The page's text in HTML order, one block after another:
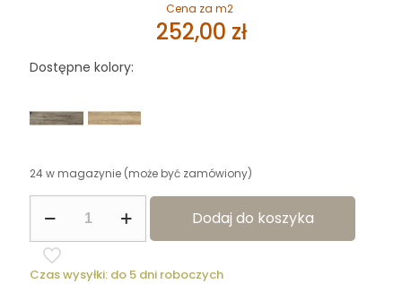
Cena za m2
252,00 zł
Dostępne kolory:
24 w magazynie (może być zamówiony)
Płyta
2.0
Eiche
Dodaj do koszyka
Czas wysyłki: do 5 dni roboczych